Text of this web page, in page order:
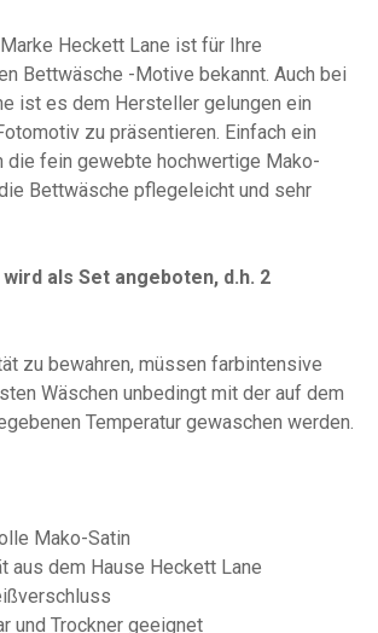
Heckett Lane ist für Ihre
Bettwäsche -Motive bekannt. Auch bei
ist es dem Hersteller gelungen ein
zu präsentieren. Einfach ein
die fein gewebte hochwertige Mako-
Bettwäsche pflegeleicht und sehr
als Set angeboten, d.h. 2
zu bewahren, müssen farbintensive
Wäschen unbedingt mit der auf dem
Temperatur gewaschen werden.
Mako-Satin
aus dem Hause Heckett Lane
und Trockner geeignet